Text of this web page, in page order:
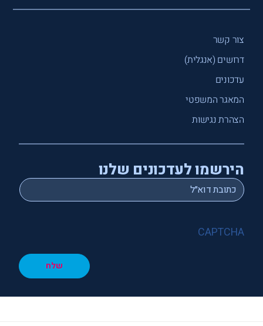
צור קשר
דרושים (אנגלית)
עדכונים
המאגר המשפטי
הצהרת נגישות
הירשמו לעדכונים שלנו
Email
*
CAPTCHA
שלח